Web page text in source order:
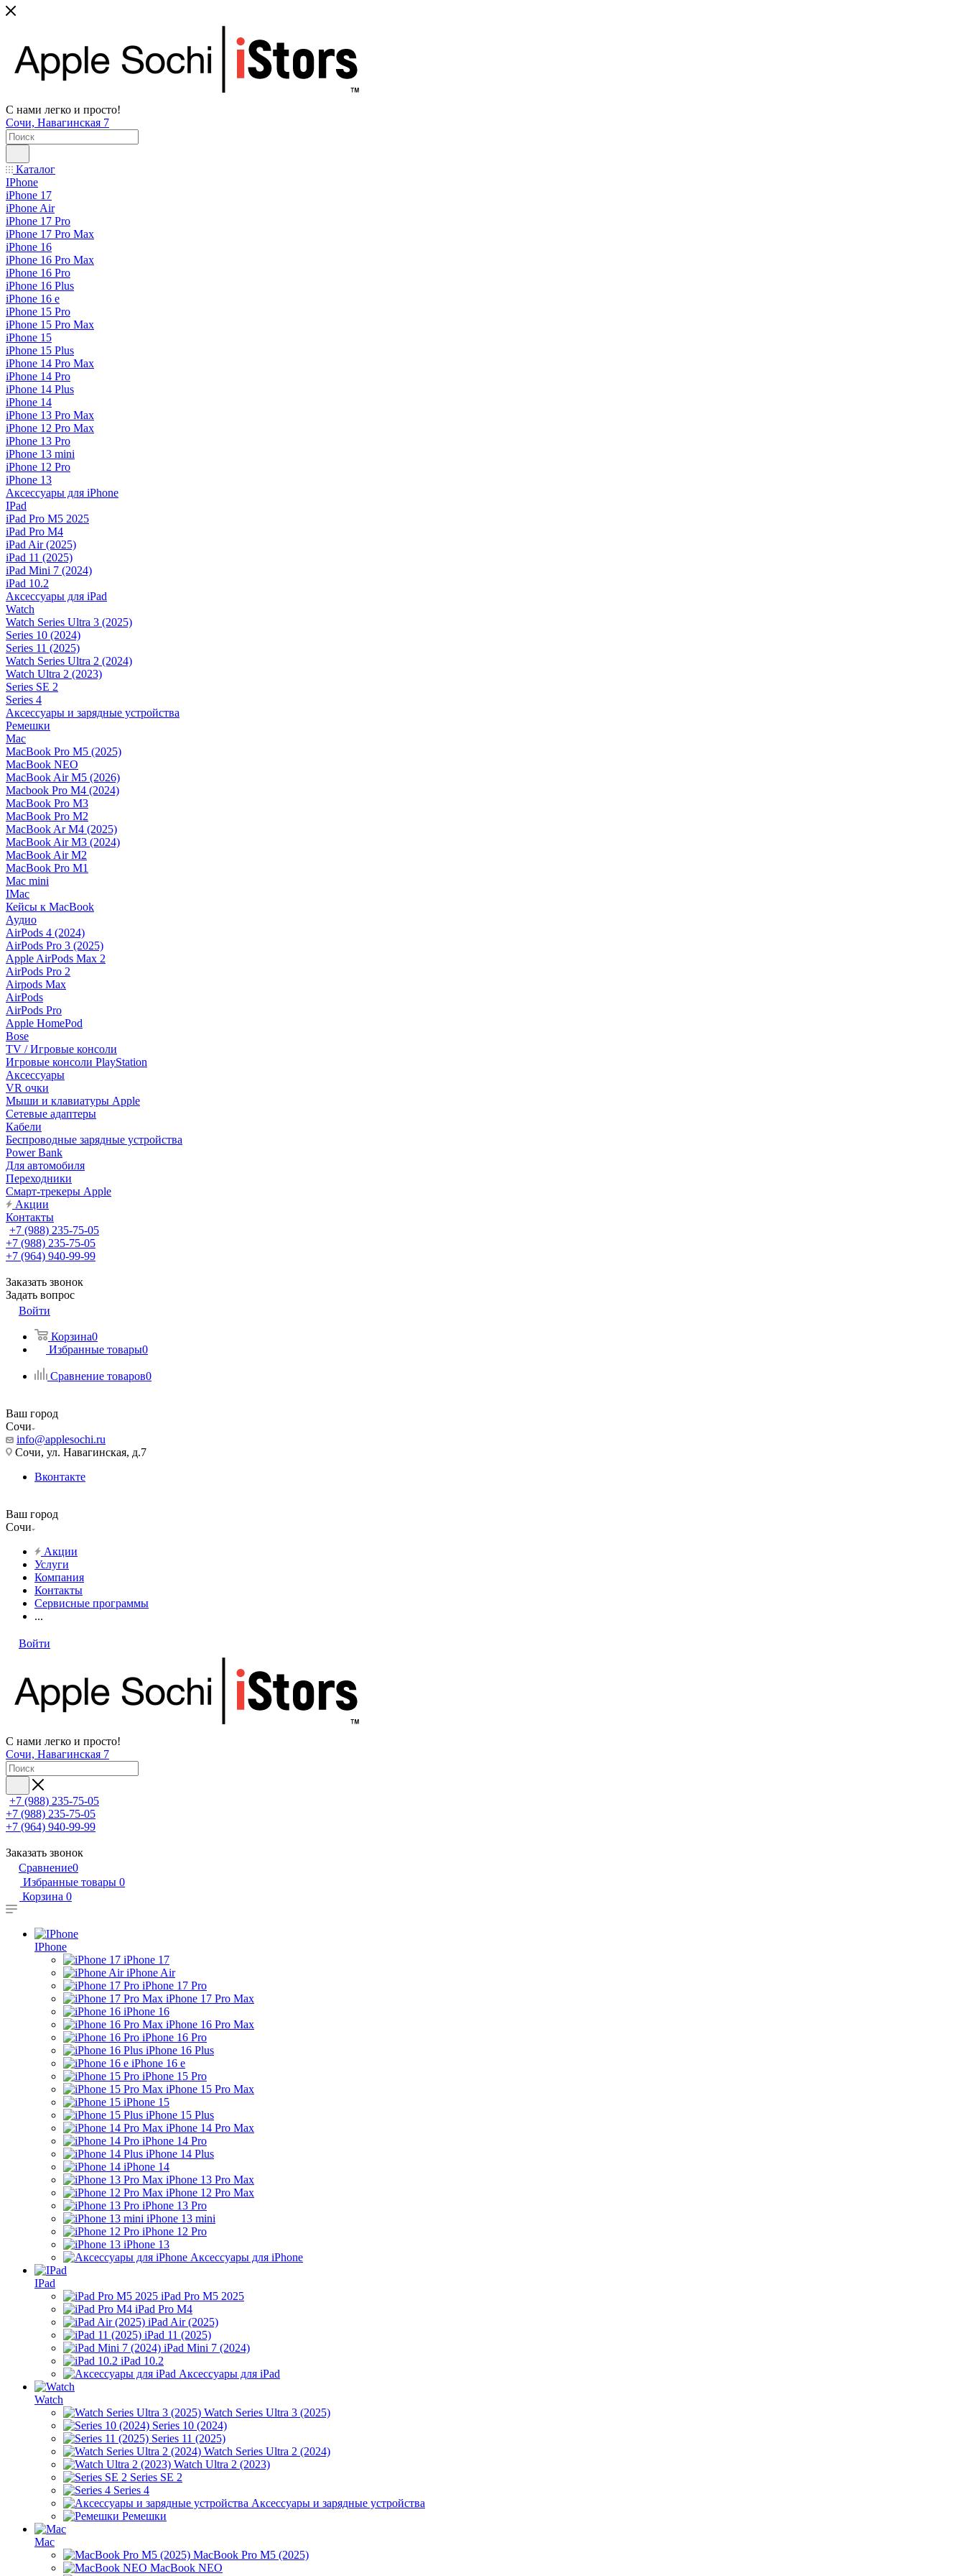
С нами легко и просто!
Сочи, Навагинская 7
Каталог
IPhone
iPhone 17
iPhone Air
iPhone 17 Pro
iPhone 17 Pro Max
iPhone 16
iPhone 16 Pro Max
iPhone 16 Pro
iPhone 16 Plus
iPhone 16 e
iPhone 15 Pro
iPhone 15 Pro Max
iPhone 15
iPhone 15 Plus
iPhone 14 Pro Max
iPhone 14 Pro
iPhone 14 Plus
iPhone 14
iPhone 13 Pro Max
iPhone 12 Pro Max
iPhone 13 Pro
iPhone 13 mini
iPhone 12 Pro
iPhone 13
Аксессуары для iPhone
IPad
iPad Pro M5 2025
iPad Pro M4
iPad Air (2025)
iPad 11 (2025)
iPad Mini 7 (2024)
iPad 10.2
Аксессуары для iPad
Watch
Watch Series Ultra 3 (2025)
Series 10 (2024)
Series 11 (2025)
Watch Series Ultra 2 (2024)
Watch Ultra 2 (2023)
Series SE 2
Series 4
Аксессуары и зарядные устройства
Ремешки
Mac
MacBook Pro M5 (2025)
MacBook NEO
MacBook Air M5 (2026)
Macbook Pro M4 (2024)
MacBook Pro M3
MacBook Pro M2
MacBook Ar M4 (2025)
MacBook Air M3 (2024)
MacBook Air M2
MacBook Pro M1
Mac mini
IMac
Кейсы к MacBook
Аудио
AirPods 4 (2024)
AirPods Pro 3 (2025)
Apple AirPods Max 2
AirPods Pro 2
Airpods Max
AirPods
AirPods Pro
Apple HomePod
Bose
TV / Игровые консоли
Игровые консоли PlayStation
Аксессуары
VR очки
Мыши и клавиатуры Apple
Сетевые адаптеры
Кабели
Беспроводные зарядные устройства
Power Bank
Для автомобиля
Переходники
Смарт-трекеры Apple
Акции
Контакты
+7 (988) 235-75-05
+7 (988) 235-75-05
+7 (964) 940-99-99
Заказать звонок
Задать вопрос
Войти
Корзина0
Избранные товары0
Сравнение товаров0
Ваш город
Сочи
info@applesochi.ru
Сочи, ул. Навагинская, д.7
Вконтакте
Ваш город
Сочи
Акции
Услуги
Компания
Контакты
Сервисные программы
...
Войти
С нами легко и просто!
Сочи, Навагинская 7
+7 (988) 235-75-05
+7 (988) 235-75-05
+7 (964) 940-99-99
Заказать звонок
Сравнение0
Избранные товары 0
Корзина 0
IPhone
iPhone 17
iPhone Air
iPhone 17 Pro
iPhone 17 Pro Max
iPhone 16
iPhone 16 Pro Max
iPhone 16 Pro
iPhone 16 Plus
iPhone 16 e
iPhone 15 Pro
iPhone 15 Pro Max
iPhone 15
iPhone 15 Plus
iPhone 14 Pro Max
iPhone 14 Pro
iPhone 14 Plus
iPhone 14
iPhone 13 Pro Max
iPhone 12 Pro Max
iPhone 13 Pro
iPhone 13 mini
iPhone 12 Pro
iPhone 13
Аксессуары для iPhone
IPad
iPad Pro M5 2025
iPad Pro M4
iPad Air (2025)
iPad 11 (2025)
iPad Mini 7 (2024)
iPad 10.2
Аксессуары для iPad
Watch
Watch Series Ultra 3 (2025)
Series 10 (2024)
Series 11 (2025)
Watch Series Ultra 2 (2024)
Watch Ultra 2 (2023)
Series SE 2
Series 4
Аксессуары и зарядные устройства
Ремешки
Mac
MacBook Pro M5 (2025)
MacBook NEO